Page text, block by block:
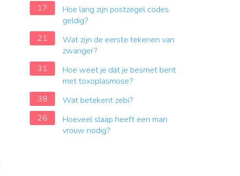
17
Hoe lang zijn postzegel codes
geldig?
21
Wat zijn de eerste tekenen van
zwanger?
31
Hoe weet je dat je besmet bent
met toxoplasmose?
38
Wat betekent zebi?
26
Hoeveel slaap heeft een man
vrouw nodig?